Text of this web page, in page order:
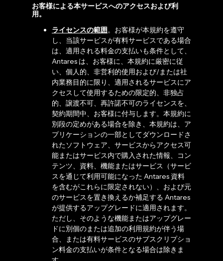
お客様による本サービスへのアクセスおよび利
用。
ライセンスの範囲。お客様が本規約を遵守
し、当該サービスが有料サービスである場合
は、適用される料金の支払いも条件として、
Antares は、お客様に、本規約に厳密に従
い、個人的、非営利的使用および/または社
内業務目的に限り、適用されるサービスにア
クセスして使用するための限定的、非独占
的、譲渡不可、再許諾不可のライセンスを、
契約期間中、お客様に付与します。本規約に
別段の定めがある場合を除き、本規約は、ア
プリケーションの一部としてダウンロードさ
れたソフトウェア、サービスからアクセス可
能またはサービス内で購入された情報、コン
テンツ、資料、機能またはサービス（サービ
スを通じて利用可能になった Antares 資料
を含むがこれらに限定されない）、および元
のサービスを置き換えるか補足する Antares
が提供するアップグレードに適用されます。
ただし、そのような機能またはアップグレー
ドに別個のまたは追加の利用規約が伴う場
合、または有料サービスのサブスクリプショ
ン料金の支払いが条件となる場合は除きま